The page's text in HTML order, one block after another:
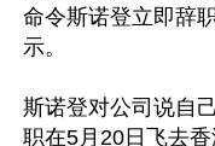
命令斯诺登立即辞
示。
斯诺登对公司说自
职在5月20日飞去香